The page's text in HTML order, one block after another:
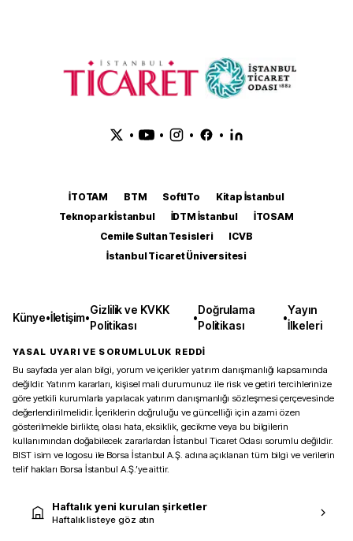
• • • •
İTOTAM BTM SoftITo
Kitap İstanbul
Teknopark İstanbul
İDTM İstanbul
İTOSAM
Cemile Sultan Tesisleri
ICVB
İstanbul Ticaret Üniversitesi
Künye•İletişim•
Gizlilik ve KVKK
Politikası
•
Doğrulama
Politikası
•
Yayın
İlkeleri
YASAL UYARI VE SORUMLULUK REDDİ
Bu sayfada yer alan bilgi, yorum ve içerikler yatırım danışmanlığı kapsamında
değildir. Yatırım kararları, kişisel mali durumunuz ile risk ve getiri tercihlerinize
göre yetkili kurumlarla yapılacak yatırım danışmanlığı sözleşmesi çerçevesinde
değerlendirilmelidir. İçeriklerin doğruluğu ve güncelliği için azami özen
gösterilmekle birlikte, olası hata, eksiklik, gecikme veya bu bilgilerin
kullanımından doğabilecek zararlardan İstanbul Ticaret Odası sorumlu değildir.
BIST isim ve logosu ile Borsa İstanbul A.Ş. adına açıklanan tüm bilgi ve verilerin
telif hakları Borsa İstanbul A.Ş.’ye aittir.
Haftalık yeni kurulan şirketler
Haftalık listeye göz atın